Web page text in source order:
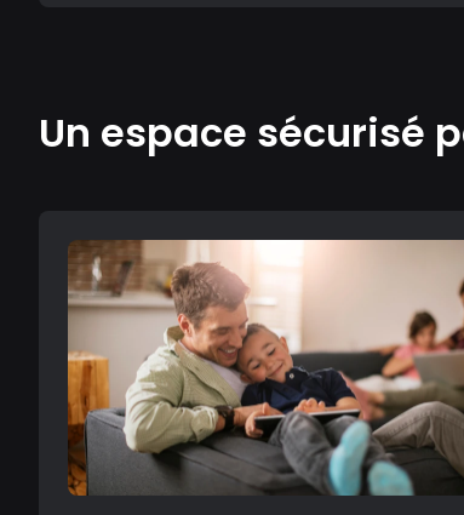
Un espace sécurisé